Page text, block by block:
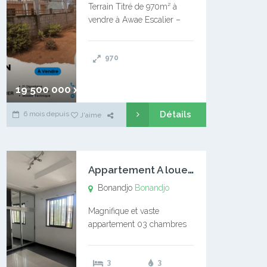
19 500 000 xaf
Terrain Titré de 970m² à
vendre à Awae Escalier –
l’Université Catholique –
970
6 mois depuis J'aime Détails
A
ppartement A louer Bonandjo
Bonandjo Bonandjo
Magnifique et vaste
appartement 03 chambres
douches 01 vaste salon 01
3 3